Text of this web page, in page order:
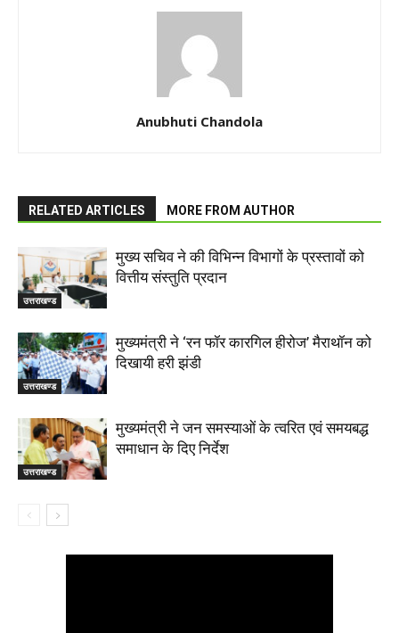
Anubhuti Chandola
RELATED ARTICLES MORE FROM AUTHOR
उत्तराखण्ड
मुख्य सचिव ने की विभिन्न विभागों के प्रस्तावों को
वित्तीय संस्तुति प्रदान
उत्तराखण्ड
मुख्यमंत्री ने ‘रन फॉर कारगिल हीरोज’ मैराथॉन को
दिखायी हरी झंडी
उत्तराखण्ड
मुख्यमंत्री ने जन समस्याओं के त्वरित एवं समयबद्ध
समाधान के दिए निर्देश